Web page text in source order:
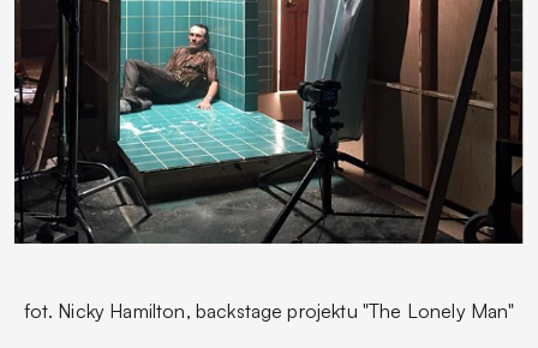
fot. Nicky Hamilton, backstage projektu "The Lonely Man"